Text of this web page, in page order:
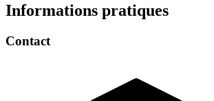
Informations pratiques
Contact